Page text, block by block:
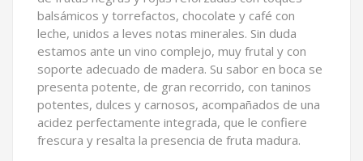
balsámicos y torrefactos, chocolate y café con
leche, unidos a leves notas minerales. Sin duda
estamos ante un vino complejo, muy frutal y con
soporte adecuado de madera. Su sabor en boca se
presenta potente, de gran recorrido, con taninos
potentes, dulces y carnosos, acompañados de una
acidez perfectamente integrada, que le confiere
frescura y resalta la presencia de fruta madura.